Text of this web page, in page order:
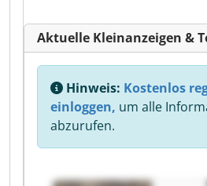
Aktuelle Kleinanzeigen &
Hinweis: Kostenlos
einloggen, um alle
abzurufen.